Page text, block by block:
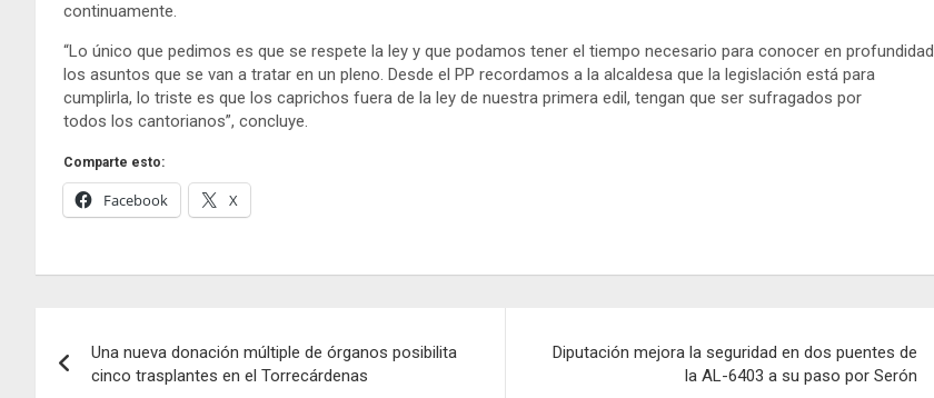
continuamente.
“Lo único que pedimos es que se respete la ley y que podamos tener el tiempo necesario para conocer en profundidad
los asuntos que se van a tratar en un pleno. Desde el PP recordamos a la alcaldesa que la legislación está para
cumplirla, lo triste es que los caprichos fuera de la ley de nuestra primera edil, tengan que ser sufragados por
todos los cantorianos”, concluye.
Comparte esto:
Facebook X
de
Una nueva donación múltiple de órganos posibilita
cinco trasplantes en el Torrecárdenas
Diputación mejora la seguridad en dos puentes de
la AL-6403 a su paso por Serón